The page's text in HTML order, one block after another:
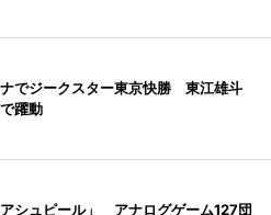
でジークスター東京快勝 東江雄斗
躍動
シュピール」 アナログゲーム127団